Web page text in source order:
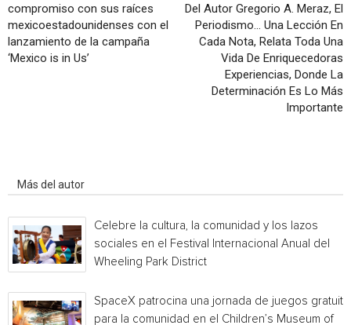
compromiso con sus raíces
mexicoestadounidenses con el
lanzamiento de la campaña
‘Mexico is in Us’
Del Autor Gregorio A. Meraz, El
Periodismo… Una Lección En
Cada Nota, Relata Toda Una
Vida De Enriquecedoras
Experiencias, Donde La
Determinación Es Lo Más
Importante
Más del autor
Celebre la cultura, la comunidad y los lazos
sociales en el Festival Internacional Anual del
Wheeling Park District
SpaceX patrocina una jornada de juegos gratuita
para la comunidad en el Children’s Museum of